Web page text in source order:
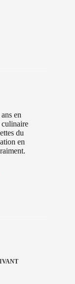
en
culinaire
du
en